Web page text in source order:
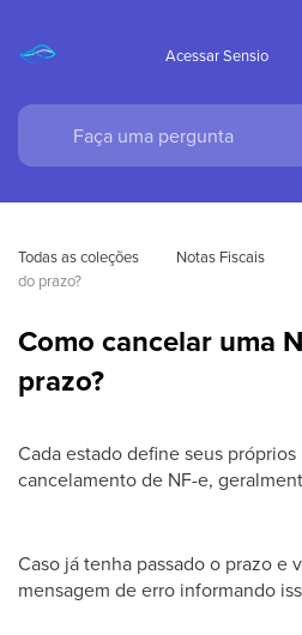
Acessar Sensio
Todas as coleções Notas Fiscais
do prazo?
Como cancelar uma
prazo?
Cada estado define seus próprios
cancelamento de NF-e,
Caso já tenha passado o prazo e
mensagem de erro informando